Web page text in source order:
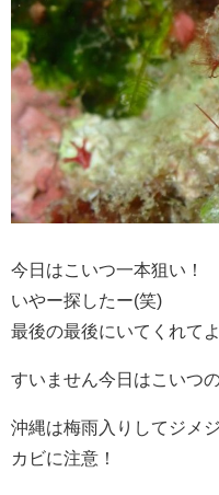
今日はこいつ一本狙い！
いやー探したー(笑)
最後の最後にいてくれて
すいません今日はこいつ
沖縄は梅雨入りしてジメ
カビに注意！